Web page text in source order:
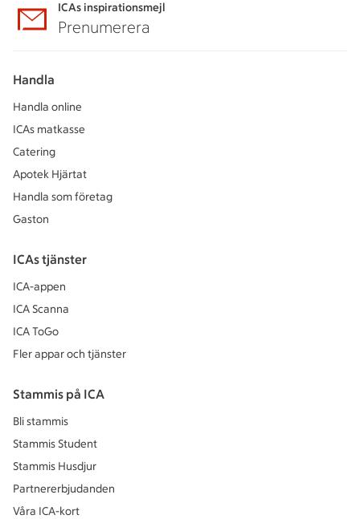
ICAs inspirationsmejl
Prenumerera
Handla
Handla online
ICAs matkasse
Catering
Apotek Hjärtat
Handla som företag
Gaston
ICAs tjänster
ICA-appen
ICA Scanna
ICA ToGo
Fler appar och tjänster
Stammis på ICA
Bli stammis
Stammis Student
Stammis Husdjur
Partnererbjudanden
Våra ICA-kort